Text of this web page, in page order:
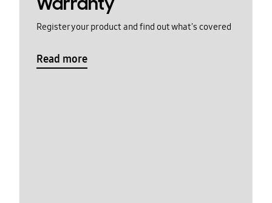
Register your product and find out what's covered
Read more